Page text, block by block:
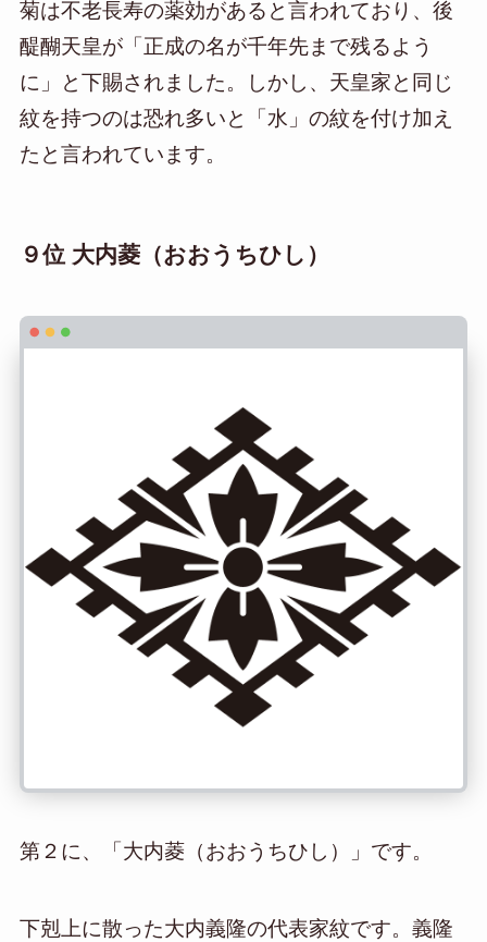
菊は不老長寿の薬効があると言われており、後
醍醐天皇が「正成の名が千年先まで残るよう
に」と下賜されました。しかし、天皇家と同じ
紋を持つのは恐れ多いと「水」の紋を付け加え
たと言われています。
９位 大内菱（おおうちひし）
第２に、「大内菱（おおうちひし）」です。
下剋上に散った大内義隆の代表家紋です。義隆